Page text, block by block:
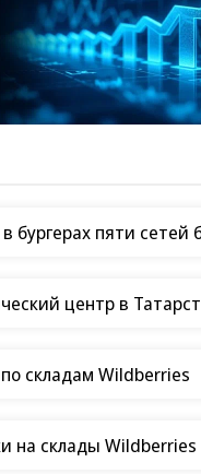
бургерах пяти сетей
центр в
складам Wildberries
на склады Wildberries